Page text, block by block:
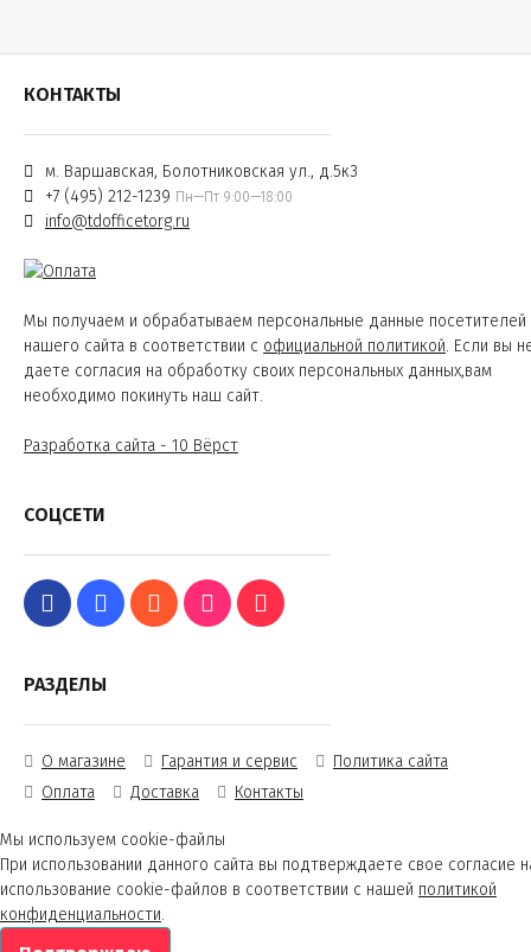
КОНТАКТЫ
м. Варшавская, Болотниковская ул., д.5к3
+7 (495) 212-1239 Пн—Пт 9:00—18:00
info@tdofficetorg.ru
Мы получаем и обрабатываем персональные данные посетителей
нашего сайта в соответствии с официальной политикой. Если вы
даете согласия на обработку своих персональных данных,вам
необходимо покинуть наш сайт.
Разработка сайта - 10 Вёрст
СОЦСЕТИ
РАЗДЕЛЫ
О магазине Гарантия и сервис
Политика сайта
Оплата
Доставка Контакты
Мы используем cookie-файлы
При использовании данного сайта вы подтверждаете свое согласие
использование cookie-файлов в соответствии с нашей политикой
конфиденциальности.